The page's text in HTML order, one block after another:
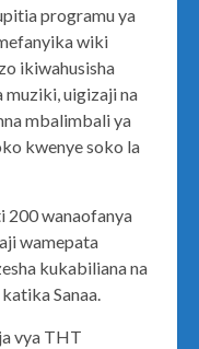
programu ya
wiki
ikiwahusisha
muziki, uigizaji na
mbalimbali ya
kwenye soko la
200 wanaofanya
wamepata
kukabiliana na
Sanaa.
vya THT